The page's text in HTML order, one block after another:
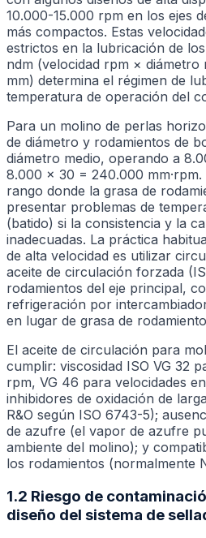
10.000-15.000 rpm en los ejes
más compactos. Estas
estrictos en la lubricación de
ndm (velocidad rpm × diámetro
mm) determina el régimen de
temperatura de operación del
Para un molino de perlas
de diámetro y rodamientos de
diámetro medio, operando a
8.000 × 30 = 240.000
rango donde la grasa de
presentar problemas de
(batido) si la consistencia y la
inadecuadas. La práctica
de alta velocidad es utilizar
aceite de circulación forzada
rodamientos del eje principal,
refrigeración por
en lugar de grasa de
El aceite de circulación para
cumplir: viscosidad ISO VG 32
rpm, VG 46 para velocidades
inhibidores de oxidación de
R&O según ISO 6743-5);
de azufre (el vapor de azufre
ambiente del molino); y
los rodamientos (normalmente
1.2 Riesgo de
diseño del sistema de